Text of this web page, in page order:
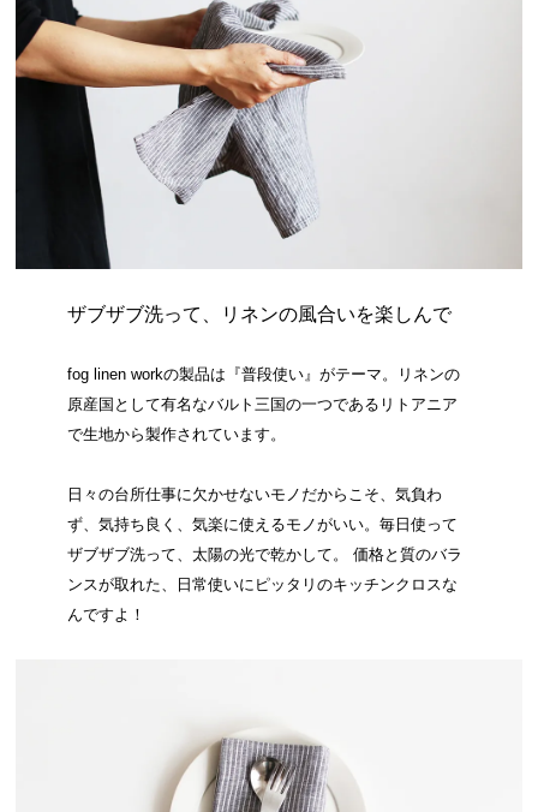
ザブザブ洗って、リネンの風合いを楽しんで
fog linen workの製品は『普段使い』がテーマ。リネンの
原産国として有名なバルト三国の一つであるリトアニア
で生地から製作されています。
日々の台所仕事に欠かせないモノだからこそ、気負わ
ず、気持ち良く、気楽に使えるモノがいい。毎日使って
ザブザブ洗って、太陽の光で乾かして。 価格と質のバラ
ンスが取れた、日常使いにピッタリのキッチンクロスな
んですよ！